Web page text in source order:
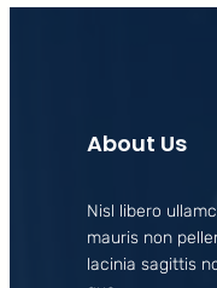
About Us
Nisl libero
mauris non
lacinia sagittis